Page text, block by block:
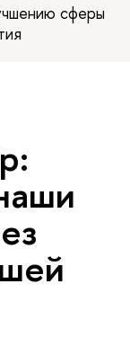
сферы